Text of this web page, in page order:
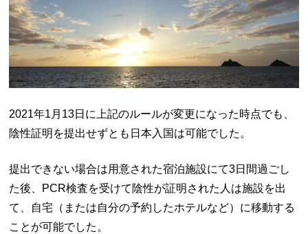
2021年1月13日に上記のルールが変更になった時点でも、
陰性証明を提出せずとも日本入国は可能でした。
提出できない場合は用意された宿泊施設にて3日間過ごし
た後、PCR検査を受けて陰性が証明された人は施設を出
て、自宅（または自分の予約したホテルなど）に移動する
ことが可能でした。